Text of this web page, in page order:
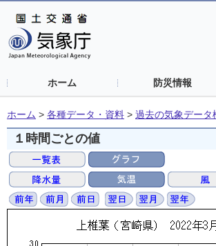
ホーム 防災情報
ホーム > 各種データ・資料 > 過去の気象データ
１時間ごとの値